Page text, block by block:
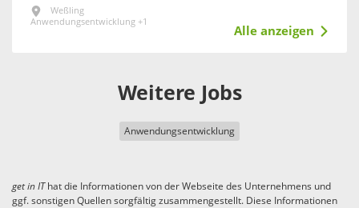
Weßling
Anwendungsentwicklung +1
Alle anzeigen
Weitere Jobs
Anwendungsentwicklung
get in IThat die Informationen von der Webseite des Unternehmens und
ggf. sonstigen Quellen sorgfältig zusammengestellt. Diese Informationen